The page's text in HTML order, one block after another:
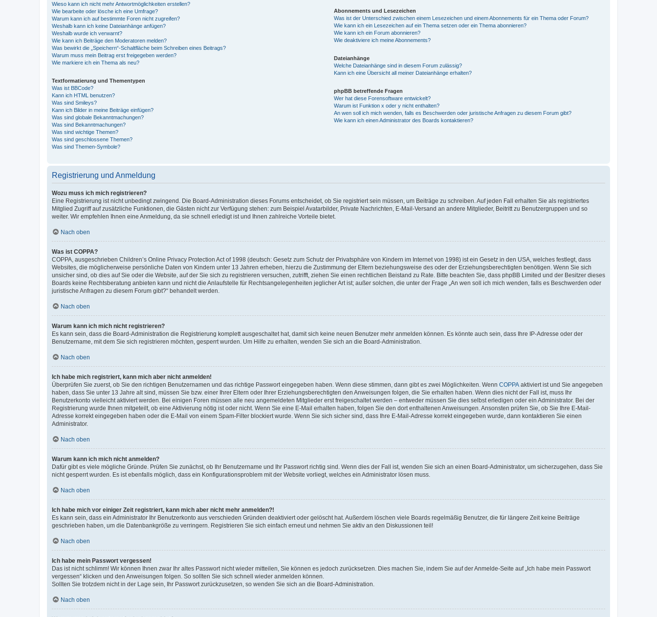
Wieso kann ich nicht mehr Antwortmöglichkeiten erstellen?
Wie bearbeite oder lösche ich eine Umfrage?
Warum kann ich auf bestimmte Foren nicht zugreifen?
Weshalb kann ich keine Dateianhänge anfügen?
Weshalb wurde ich verwarnt?
Wie kann ich Beiträge den Moderatoren melden?
Was bewirkt die „Speichern“-Schaltfläche beim Schreiben eines Beitrags?
Warum muss mein Beitrag erst freigegeben werden?
Wie markiere ich ein Thema als neu?
Textformatierung und Thementypen
Was ist BBCode?
Kann ich HTML benutzen?
Was sind Smileys?
Kann ich Bilder in meine Beiträge einfügen?
Was sind globale Bekanntmachungen?
Was sind Bekanntmachungen?
Was sind wichtige Themen?
Was sind geschlossene Themen?
Was sind Themen-Symbole?
Abonnements und Lesezeichen
Was ist der Unterschied zwischen einem Lesezeichen und einem Abonnements für ein Thema oder Forum?
Wie kann ich ein Lesezeichen auf ein Thema setzen oder ein Thema abonnieren?
Wie kann ich ein Forum abonnieren?
Wie deaktiviere ich meine Abonnements?
Dateianhänge
Welche Dateianhänge sind in diesem Forum zulässig?
Kann ich eine Übersicht all meiner Dateianhänge erhalten?
phpBB betreffende Fragen
Wer hat diese Forensoftware entwickelt?
Warum ist Funktion x oder y nicht enthalten?
An wen soll ich mich wenden, falls es Beschwerden oder juristische Anfragen zu diesem Forum gibt?
Wie kann ich einen Administrator des Boards kontaktieren?
Registrierung und Anmeldung
Wozu muss ich mich registrieren?
Eine Registrierung ist nicht unbedingt zwingend. Die Board-Administration dieses Forums entscheidet, ob Sie registriert sein müssen, um Beiträge zu schreiben. Auf jeden Fall erhalten Sie als registriertes
Mitglied Zugriff auf zusätzliche Funktionen, die Gästen nicht zur Verfügung stehen: zum Beispiel Avatarbilder, Private Nachrichten, E-Mail-Versand an andere Mitglieder, Beitritt zu Benutzergruppen und so
weiter. Wir empfehlen Ihnen eine Anmeldung, da sie schnell erledigt ist und Ihnen zahlreiche Vorteile bietet.
Nach oben
Was ist COPPA?
COPPA, ausgeschrieben Children’s Online Privacy Protection Act of 1998 (deutsch: Gesetz zum Schutz der Privatsphäre von Kindern im Internet von 1998) ist ein Gesetz in den USA, welches festlegt, dass
Websites, die möglicherweise persönliche Daten von Kindern unter 13 Jahren erheben, hierzu die Zustimmung der Eltern beziehungsweise des oder der Erziehungsberechtigten benötigen. Wenn Sie sich
unsicher sind, ob dies auf Sie oder die Website, auf der Sie sich zu registrieren versuchen, zutrifft, ziehen Sie einen rechtlichen Beistand zu Rate. Bitte beachten Sie, dass phpBB Limited und der Besitzer dieses
Boards keine Rechtsberatung anbieten kann und nicht die Anlaufstelle für Rechtsangelegenheiten jeglicher Art ist; außer solchen, die unter der Frage „An wen soll ich mich wenden, falls es Beschwerden oder
juristische Anfragen zu diesem Forum gibt?“ behandelt werden.
Nach oben
Warum kann ich mich nicht registrieren?
Es kann sein, dass die Board-Administration die Registrierung komplett ausgeschaltet hat, damit sich keine neuen Benutzer mehr anmelden können. Es könnte auch sein, dass Ihre IP-Adresse oder der
Benutzername, mit dem Sie sich registrieren möchten, gesperrt wurden. Um Hilfe zu erhalten, wenden Sie sich an die Board-Administration.
Nach oben
Ich habe mich registriert, kann mich aber nicht anmelden!
Überprüfen Sie zuerst, ob Sie den richtigen Benutzernamen und das richtige Passwort eingegeben haben. Wenn diese stimmen, dann gibt es zwei Möglichkeiten. Wenn COPPA aktiviert ist und Sie angegeben
haben, dass Sie unter 13 Jahre alt sind, müssen Sie bzw. einer Ihrer Eltern oder Ihrer Erziehungsberechtigten den Anweisungen folgen, die Sie erhalten haben. Wenn dies nicht der Fall ist, muss Ihr
Benutzerkonto vielleicht aktiviert werden. Bei einigen Foren müssen alle neu angemeldeten Mitglieder erst freigeschaltet werden – entweder müssen Sie dies selbst erledigen oder ein Administrator. Bei der
Registrierung wurde Ihnen mitgeteilt, ob eine Aktivierung nötig ist oder nicht. Wenn Sie eine E-Mail erhalten haben, folgen Sie den dort enthaltenen Anweisungen. Ansonsten prüfen Sie, ob Sie Ihre E-Mail-
Adresse korrekt eingegeben haben oder die E-Mail von einem Spam-Filter blockiert wurde. Wenn Sie sich sicher sind, dass Ihre E-Mail-Adresse korrekt eingegeben wurde, dann kontaktieren Sie einen
Administrator.
Nach oben
Warum kann ich mich nicht anmelden?
Dafür gibt es viele mögliche Gründe. Prüfen Sie zunächst, ob Ihr Benutzername und Ihr Passwort richtig sind. Wenn dies der Fall ist, wenden Sie sich an einen Board-Administrator, um sicherzugehen, dass Sie
nicht gesperrt wurden. Es ist ebenfalls möglich, dass ein Konfigurationsproblem mit der Website vorliegt, welches ein Administrator lösen muss.
Nach oben
Ich habe mich vor einiger Zeit registriert, kann mich aber nicht mehr anmelden?!
Es kann sein, dass ein Administrator Ihr Benutzerkonto aus verschieden Gründen deaktiviert oder gelöscht hat. Außerdem löschen viele Boards regelmäßig Benutzer, die für längere Zeit keine Beiträge
geschrieben haben, um die Datenbankgröße zu verringern. Registrieren Sie sich einfach erneut und nehmen Sie aktiv an den Diskussionen teil!
Nach oben
Ich habe mein Passwort vergessen!
Das ist nicht schlimm! Wir können Ihnen zwar Ihr altes Passwort nicht wieder mitteilen, Sie können es jedoch zurücksetzen. Dies machen Sie, indem Sie auf der Anmelde-Seite auf „Ich habe mein Passwort
vergessen“ klicken und den Anweisungen folgen. So sollten Sie sich schnell wieder anmelden können.
Sollten Sie trotzdem nicht in der Lage sein, Ihr Passwort zurückzusetzen, so wenden Sie sich an die Board-Administration.
Nach oben